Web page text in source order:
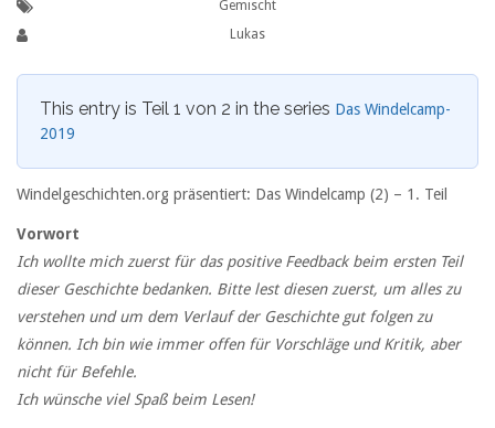
Gemischt
Lukas
This entry is Teil 1 von 2 in the series Das Windelcamp-
2019
Windelgeschichten.org präsentiert: Das Windelcamp (2) – 1. Teil
Vorwort
Ich wollte mich zuerst für das positive Feedback beim ersten Teil
dieser Geschichte bedanken. Bitte lest diesen zuerst, um alles zu
verstehen und um dem Verlauf der Geschichte gut folgen zu
können. Ich bin wie immer offen für Vorschläge und Kritik, aber
nicht für Befehle.
Ich wünsche viel Spaß beim Lesen!